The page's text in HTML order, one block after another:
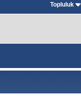
Topluluk